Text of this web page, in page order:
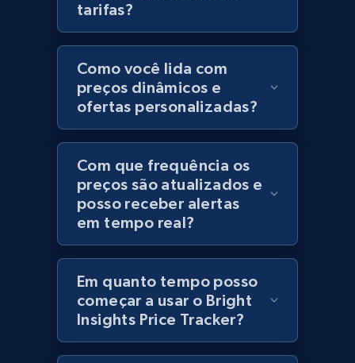
1.2K+ 208+ Comece agora
Best Buy products
URL, Product id, Title, Images, Final price,
Currency, Discount, Initial price, and more.
1.1K+ 149+ Comece agora
Best Buy products - Collect data on
products using specified keywords
URL, Product id, Title, Images, Final price,
tarifas?
Como você lida com
preços dinâmicos e
ofertas personalizadas?
Com que frequência os
preços são atualizados e
posso receber alertas
em tempo real?
Em quanto tempo posso
começar a usar o Bright
Insights Price Tracker?